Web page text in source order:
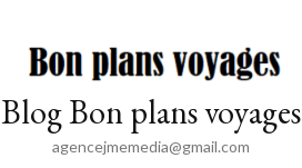
Blog Bon plans voyages
agencejmemedia@gmail.com